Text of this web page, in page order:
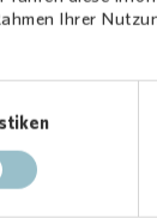
Ihrer
je: Jeder
Bewohner hier